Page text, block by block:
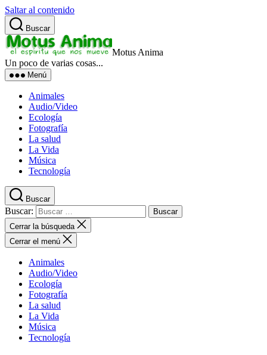
Saltar al contenido
Buscar
Motus Anima
Un poco de varias cosas...
Menú
Animales
Audio/Video
Ecología
Fotografía
La salud
La Vida
Música
Tecnología
Buscar
Buscar:
Cerrar la búsqueda
Cerrar el menú
Animales
Audio/Video
Ecología
Fotografía
La salud
La Vida
Música
Tecnología